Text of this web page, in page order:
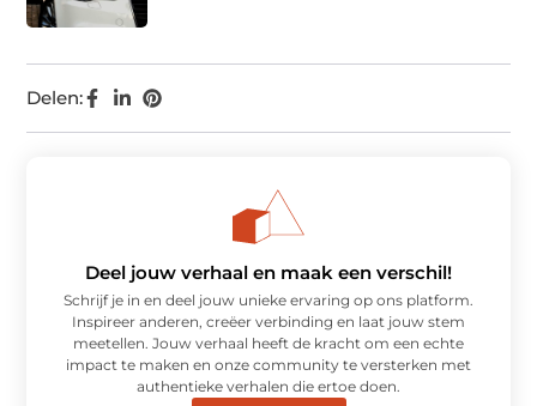
Delen:
Deel jouw verhaal en maak een verschil!
Schrijf je in en deel jouw unieke ervaring op ons platform.
Inspireer anderen, creëer verbinding en laat jouw stem
meetellen. Jouw verhaal heeft de kracht om een echte
impact te maken en onze community te versterken met
authentieke verhalen die ertoe doen.